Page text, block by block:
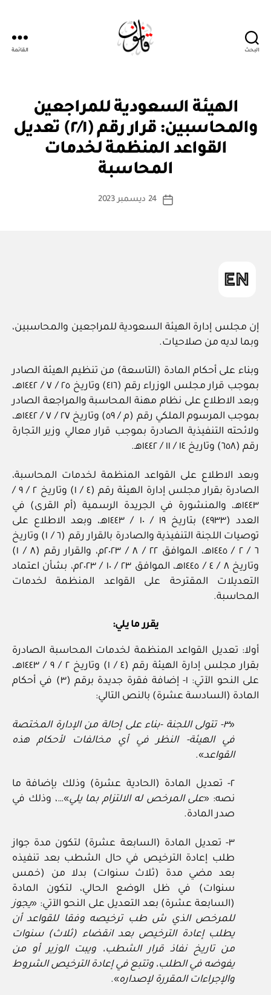
البحث القائمة
التصنيفات
ار
و
الهيئة السعودية للمراجعين
والمحاسبين: قرار رقم (٢/١) تعديل
القواعد المنظمة لخدمات
المحاسبة
كاتب
بو
س
ة
تاريخ
24 ديسمبر 2023
إن مجلس إدارة الهيئة السعودية للمراجعين والمحاسبين،
وبما لديه من صلاحيات.
وبناء على أحكام المادة (التاسعة) من تنظيم الهيئة الصادر
بموجب قرار مجلس الوزراء رقم (٤١٦) وتاريخ ٢٥ / ٧ / ١٤٤٢هـ،
وبعد الاطلاع على نظام مهنة المحاسبة والمراجعة الصادر
بموجب المرسوم الملكي رقم (م / ٥٩) وتاريخ ٢٧ / ٧ / ١٤٤٢هـ،
ولائحته التنفيذية الصادرة بموجب قرار معالي وزير التجارة
رقم (٦٥٨) وتاريخ ١٤ / ١١ / ١٤٤٢هـ.
وبعد الاطلاع على القواعد المنظمة لخدمات المحاسبة،
الصادرة بقرار مجلس إدارة الهيئة رقم (٤ / ١) وتاريخ ٢ / ٩ /
١٤٤٣هـ، والمنشورة في الجريدة الرسمية (أم القرى) في
العدد (٤٩٣٣) بتاريخ ١٩ / ١٠ / ١٤٤٣هـ، وبعد الاطلاع على
توصيات اللجنة التنفيذية والصادرة بالقرار رقم (٦ / ١) وتاريخ
٦ / ٢ / ١٤٤٥هـ، الموافق ٢٢ / ٨ / ٢٠٢٣م، والقرار رقم (٨ / ١)
وتاريخ ٨ / ٤ / ١٤٤٥هـ، الموافق ٢٣ / ١٠ / ٢٠٢٣م، بشأن اعتماد
التعديلات المقترحة على القواعد المنظمة لخدمات
المحاسبة.
يقرر ما يلي:
أولا: تعديل القواعد المنظمة لخدمات المحاسبة الصادرة
بقرار مجلس إدارة الهيئة رقم (٤ / ١) وتاريخ ٢ / ٩ / ١٤٤٣هـ،
على النحو الآتي: ١- إضافة فقرة جديدة برقم (٣) في أحكام
المادة (السادسة عشرة) بالنص التالي:
« ٣- تتولى اللجنة -بناء على إحالة من الإدارة المختصة
في الهيئة- النظر في أي مخالفات لأحكام هذه
القواعد».
٢- تعديل المادة (الحادية عشرة) وذلك بإضافة ما
نصه: «على المرخص له الالتزام بما يلي»…، وذلك في
صدر المادة.
٣- تعديل المادة (السابعة عشرة) لتكون مدة جواز
طلب إعادة الترخيص في حال الشطب بعد تنفيذه
بعد مضي مدة (ثلاث سنوات) بدلا من (خمس
سنوات) في ظل الوضع الحالي، لتكون المادة
(السابعة عشرة) بعد التعديل على النحو الآتي: «يجوز
للمرخص الذي ش طب ترخيصه وفقا للقواعد أن
يطلب إعادة الترخيص بعد انقضاء (ثلاث) سنوات
من تاريخ نفاذ قرار الشطب، ويبت الوزير أو من
يفوضه في الطلب، وتتبع في إعادة الترخيص الشروط
والإجراءات المقررة لإصداره».